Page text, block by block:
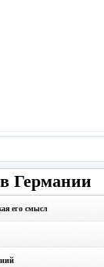
Германии
его смысл